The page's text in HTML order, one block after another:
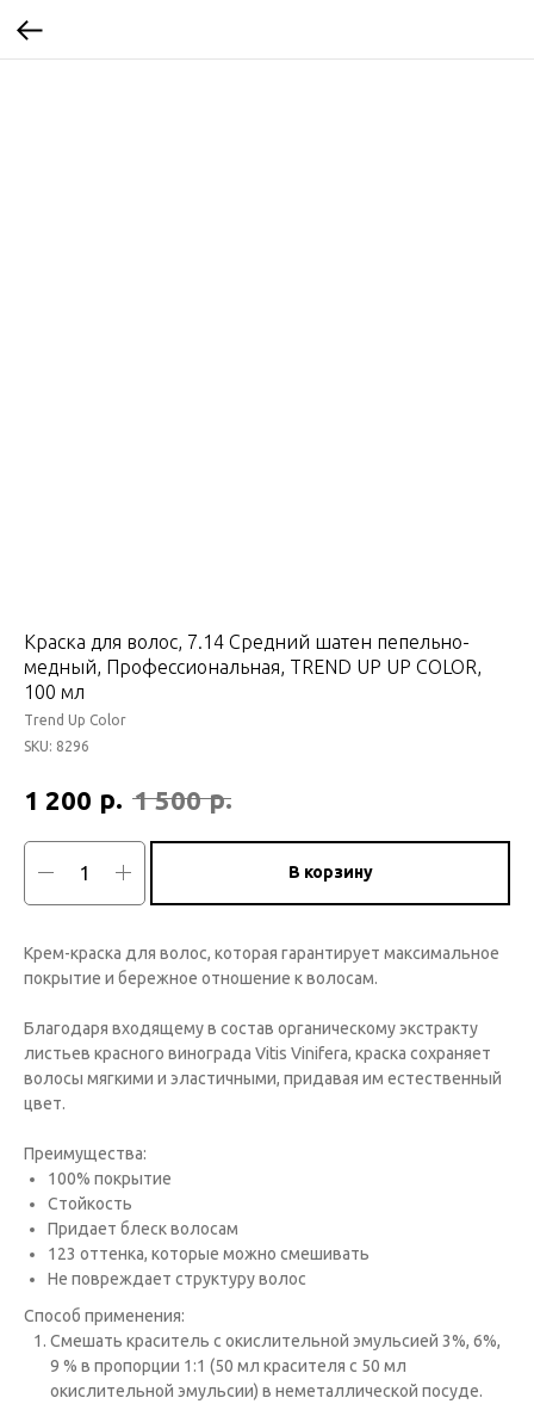
Краска для волос, 7.14 Средний шатен пепельно-
медный, Профессиональная, TREND UP UP COLOR,
100 мл
Trend Up Color
SKU: 8296
1 200 р. 1 500 р.
В корзину
Крем-краска для волос, которая гарантирует максимальное
покрытие и бережное отношение к волосам.
Благодаря входящему в состав органическому экстракту
листьев красного винограда Vitis Vinifera, краска сохраняет
волосы мягкими и эластичными, придавая им естественный
цвет.
Преимущества:
100% покрытие
Стойкость
Придает блеск волосам
123 оттенка, которые можно смешивать
Не повреждает структуру волос
Способ применения:
Cмешать краситель с окислительной эмульсией 3%, 6%,
9 % в пропорции 1:1 (50 мл красителя с 50 мл
окислительной эмульсии) в неметаллической посуде.